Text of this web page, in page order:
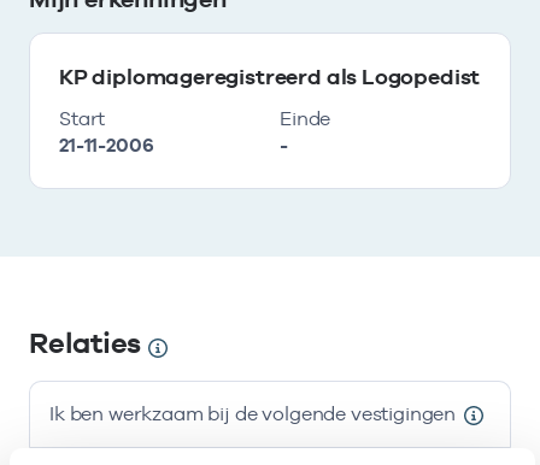
KP diplomageregistreerd als Logopedist
Start
21-11-2006
Einde
-
Relaties
Ik ben werkzaam bij de volgende vestigingen